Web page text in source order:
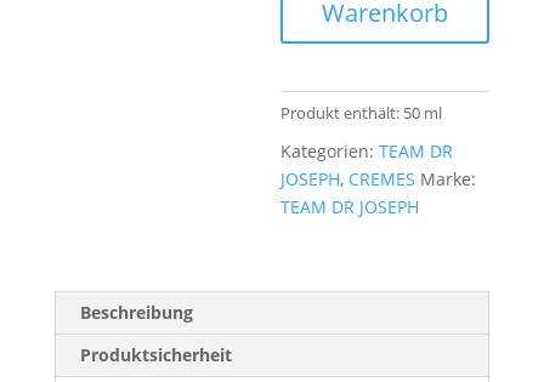
CalmingWarenkorb
Produkt enthält: 50 ml
Kategorien:TEAM DR
JOSEPH, CREMES Marke:
TEAM DR JOSEPH
Beschreibung
Produktsicherheit